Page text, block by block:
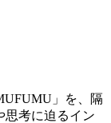
」を、隔
思考に迫るイン